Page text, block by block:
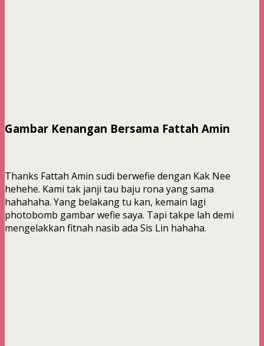
Gambar Kenangan Bersama Fattah Amin
Thanks Fattah Amin sudi berwefie dengan Kak Nee
hehehe. Kami tak janji tau baju rona yang sama
hahahaha. Yang belakang tu kan, kemain lagi
photobomb gambar wefie saya. Tapi takpe lah demi
mengelakkan fitnah nasib ada Sis Lin hahaha.